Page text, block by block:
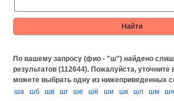
По вашему запросу (фио - "ш") найдено
результатов (112644). Пожалуйста,
можете выбрать одну из нижеприведенных
ша
шб шв шг ше шё ши шк шл шм шн